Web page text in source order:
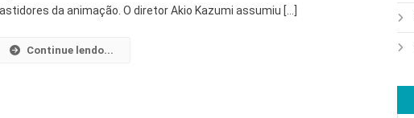
Anime
da animação. O diretor Akio Kazumi assumiu […]
Continue lendo...